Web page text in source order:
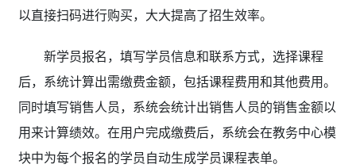
以直接扫码进行购买，大大提高了招生效率。
新学员报名，填写学员信息和联系方式，选择课程
后，系统计算出需缴费金额，包括课程费用和其他费用。
同时填写销售人员，系统会统计出销售人员的销售金额以
用来计算绩效。在用户完成缴费后，系统会在教务中心模
块中为每个报名的学员自动生成学员课程表单。